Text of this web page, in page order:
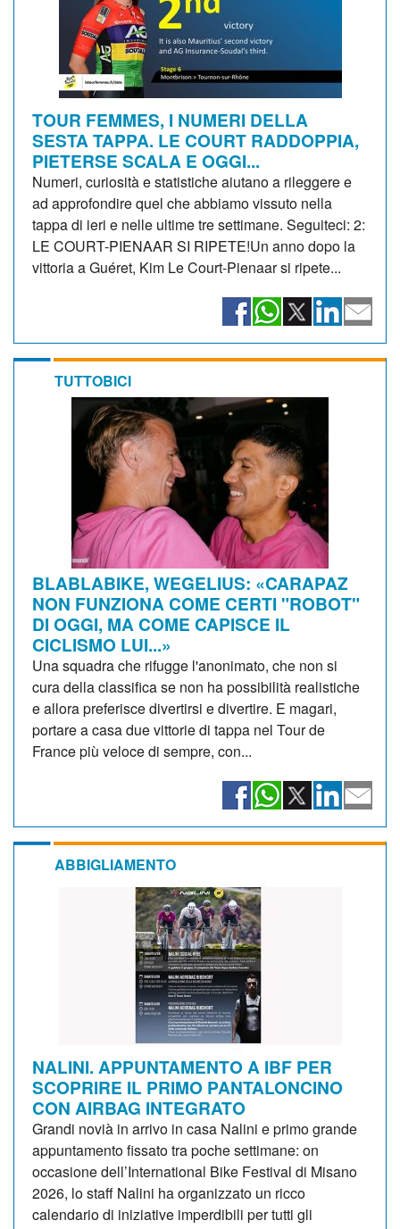
TOUR FEMMES, I NUMERI DELLA
SESTA TAPPA. LE COURT RADDOPPIA,
PIETERSE SCALA E OGGI...
Numeri, curiosità e statistiche aiutano a rileggere e
ad approfondire quel che abbiamo vissuto nella
tappa di ieri e nelle ultime tre settimane. Seguiteci: 2:
LE COURT-PIENAAR SI RIPETE!Un anno dopo la
vittoria a Guéret, Kim Le Court-Pienaar si ripete...
TUTTOBICI
BLABLABIKE, WEGELIUS: «CARAPAZ
NON FUNZIONA COME CERTI "ROBOT"
DI OGGI, MA COME CAPISCE IL
CICLISMO LUI...»
Una squadra che rifugge l'anonimato, che non si
cura della classifica se non ha possibilità realistiche
e allora preferisce divertirsi e divertire. E magari,
portare a casa due vittorie di tappa nel Tour de
France più veloce di sempre, con...
ABBIGLIAMENTO
NALINI. APPUNTAMENTO A IBF PER
SCOPRIRE IL PRIMO PANTALONCINO
CON AIRBAG INTEGRATO
Grandi novià in arrivo in casa Nalini e primo grande
appuntamento fissato tra poche settimane: on
occasione dell’International Bike Festival di Misano
2026, lo staff Nalini ha organizzato un ricco
calendario di iniziative imperdibili per tutti gli